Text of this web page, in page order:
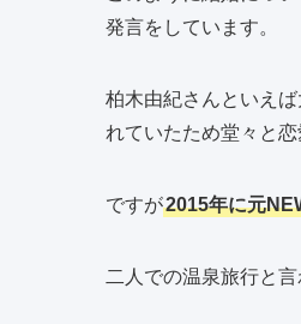
発言をしています。
柏木由紀さんといえ
れていたため堂々と
ですが2015年に元
二人での温泉旅行と